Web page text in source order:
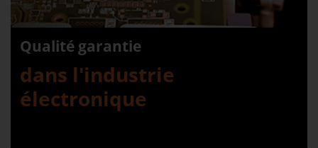
Qualité garantie
dans l'industrie
électronique